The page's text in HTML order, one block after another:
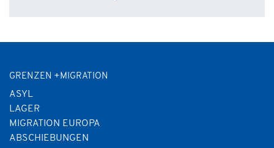
GRENZEN +MIGRATION
ASYL
LAGER
MIGRATION EUROPA
ABSCHIEBUNGEN